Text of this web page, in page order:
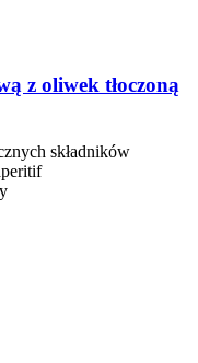
z oliwek tłoczoną
składników